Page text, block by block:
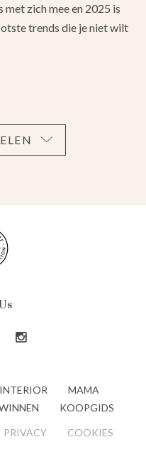
zich mee en 2025 is
trends die je niet wilt
INTERIOR
MAMA
KOOPGIDS
PRIVACY COOKIES